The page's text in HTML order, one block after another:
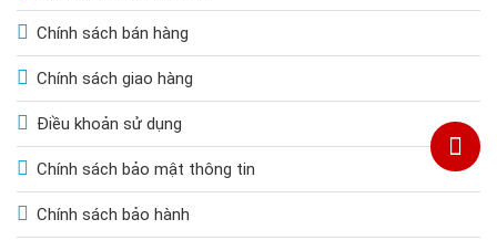
Chính sách bán hàng
Chính sách giao hàng
Điều khoản sử dụng
Chính sách bảo mật thông tin
Chính sách bảo hành